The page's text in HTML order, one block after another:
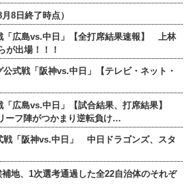
8日終了時点）
広島vs.中日」【全打席結果速報】 上林
が出場！！！
式戦「阪神vs.中日」【テレビ・ネット・
広島vs.中日」【試合結果、打席結果】
フ陣がつかまり逆転負け…
「阪神vs.中日」 中日ドラゴンズ、スタ
地、1次選考通過した全22自治体のそれぞ